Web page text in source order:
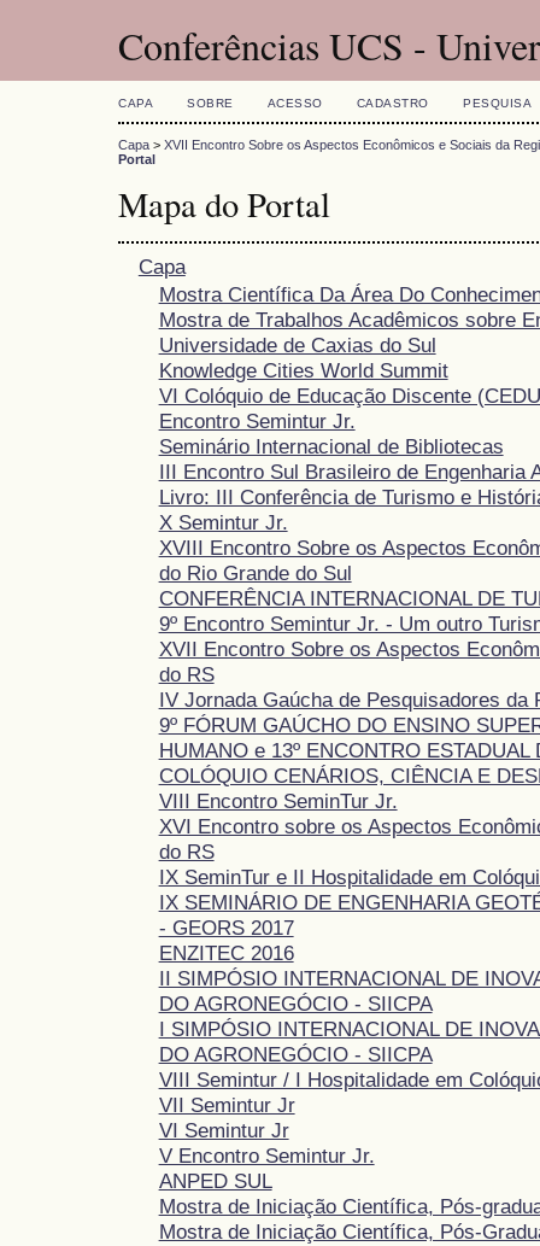
Conferências UCS -
CAPA SOBRE ACESSO CADASTRO PESQUISA
Capa > XVII Encontro Sobre os Aspectos Econômicos e Sociais da
Portal
Mapa do Portal
Capa
Mostra Científica Da Área Do
Mostra de Trabalhos Acadêmicos sobre
Universidade de Caxias do Sul
Knowledge Cities World Summit
VI Colóquio de Educação Discente
Encontro Semintur Jr.
Seminário Internacional de Bibliotecas
III Encontro Sul Brasileiro de Engenharia
Livro: III Conferência de Turismo e
X Semintur Jr.
XVIII Encontro Sobre os Aspectos
do Rio Grande do Sul
CONFERÊNCIA INTERNACIONAL DE
9º Encontro Semintur Jr. - Um outro
XVII Encontro Sobre os Aspectos
do RS
IV Jornada Gaúcha de Pesquisadores da
9º FÓRUM GAÚCHO DO ENSINO
HUMANO e 13º ENCONTRO
COLÓQUIO CENÁRIOS, CIÊNCIA E
VIII Encontro SeminTur Jr.
XVI Encontro sobre os Aspectos
do RS
IX SeminTur e II Hospitalidade em
IX SEMINÁRIO DE ENGENHARIA
- GEORS 2017
ENZITEC 2016
II SIMPÓSIO INTERNACIONAL DE
DO AGRONEGÓCIO - SIICPA
I SIMPÓSIO INTERNACIONAL DE
DO AGRONEGÓCIO - SIICPA
VIII Semintur / I Hospitalidade em
VII Semintur Jr
VI Semintur Jr
V Encontro Semintur Jr.
ANPED SUL
Mostra de Iniciação Científica, Pós-
Mostra de Iniciação Científica, Pós-